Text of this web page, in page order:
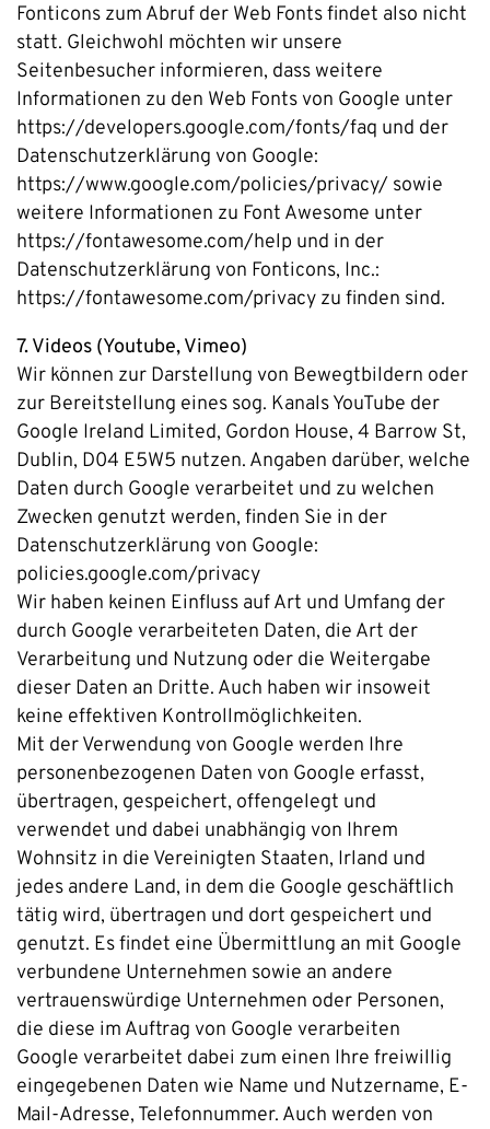
Fonticons zum Abruf der Web Fonts findet also nicht
statt. Gleichwohl möchten wir unsere
Seitenbesucher informieren, dass weitere
Informationen zu den Web Fonts von Google unter
https://developers.google.com/fonts/faq und der
Datenschutzerklärung von Google:
https://www.google.com/policies/privacy/ sowie
weitere Informationen zu Font Awesome unter
https://fontawesome.com/help und in der
Datenschutzerklärung von Fonticons, Inc.:
https://fontawesome.com/privacy zu finden sind.
7. Videos (Youtube, Vimeo)
Wir können zur Darstellung von Bewegtbildern oder
zur Bereitstellung eines sog. Kanals YouTube der
Google Ireland Limited, Gordon House, 4 Barrow St,
Dublin, D04 E5W5 nutzen. Angaben darüber, welche
Daten durch Google verarbeitet und zu welchen
Zwecken genutzt werden, finden Sie in der
Datenschutzerklärung von Google:
policies.google.com/privacy
Wir haben keinen Einfluss auf Art und Umfang der
durch Google verarbeiteten Daten, die Art der
Verarbeitung und Nutzung oder die Weitergabe
dieser Daten an Dritte. Auch haben wir insoweit
keine effektiven Kontrollmöglichkeiten.
Mit der Verwendung von Google werden Ihre
personenbezogenen Daten von Google erfasst,
übertragen, gespeichert, offengelegt und
verwendet und dabei unabhängig von Ihrem
Wohnsitz in die Vereinigten Staaten, Irland und
jedes andere Land, in dem die Google geschäftlich
tätig wird, übertragen und dort gespeichert und
genutzt. Es findet eine Übermittlung an mit Google
verbundene Unternehmen sowie an andere
vertrauenswürdige Unternehmen oder Personen,
die diese im Auftrag von Google verarbeiten
Google verarbeitet dabei zum einen Ihre freiwillig
eingegebenen Daten wie Name und Nutzername, E-
Mail-Adresse, Telefonnummer. Auch werden von